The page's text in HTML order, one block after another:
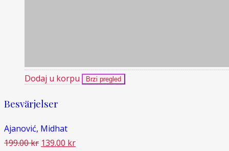
Dodaj u korpu Brzi pregled
Besvärjelser
Ajanović, Midhat
199.00kr Original
139.00 krCurrent